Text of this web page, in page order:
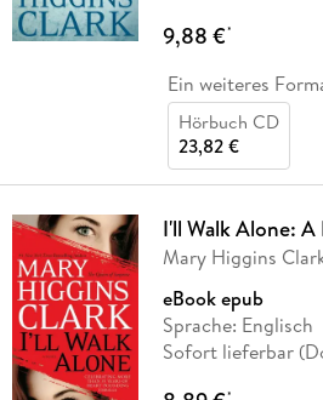
9,88 €*
Ein weiteres
Hörbuch CD
23,82 €
I'll Walk Alone: A
Mary Higgins
eBook epub
Sprache: Englisch
Sofort lieferbar
*